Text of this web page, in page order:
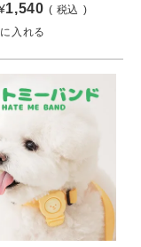
1,540
税込
入れる